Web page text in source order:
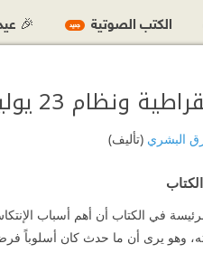
ونظام 23 يوليو: 1952-1970
البشري(تأليف)
وهو يرى أن ما حدث كان أسلوباً
الكتب الصوتية جديد 🎉